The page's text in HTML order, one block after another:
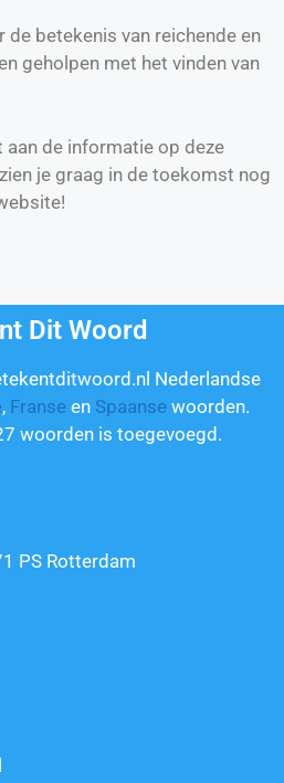
de betekenis van reichende en
geholpen met het vinden van
de informatie op deze
je graag in de toekomst nog
Dit Woord
Nederlandse
, Franse en Spaanse woorden.
woorden is toegevoegd.
PS Rotterdam